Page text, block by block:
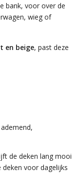
bank, voor over de
wieg of
en beige, past deze
de deken lang mooi
voor dagelijks